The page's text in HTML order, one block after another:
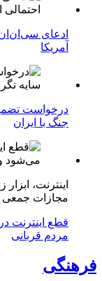
ادعای سی‌ان‌ان
آمریکا
درخواست
جنگ با ایران
اینترنت،
مجازات جمعی
قطع اینترنت
مردم قربانی
فرهنگی